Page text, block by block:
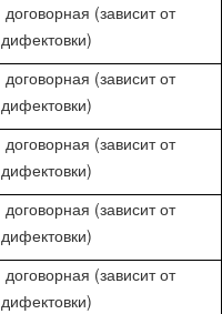
договорная (зависит от
дифектовки)
договорная (зависит от
дифектовки)
договорная (зависит от
дифектовки)
договорная (зависит от
дифектовки)
договорная (зависит от
дифектовки)